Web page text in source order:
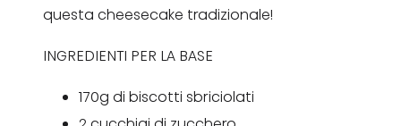
questa cheesecake tradizionale!
INGREDIENTI PER LA BASE
170g di biscotti sbriciolati